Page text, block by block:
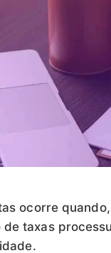
ocorre
taxas